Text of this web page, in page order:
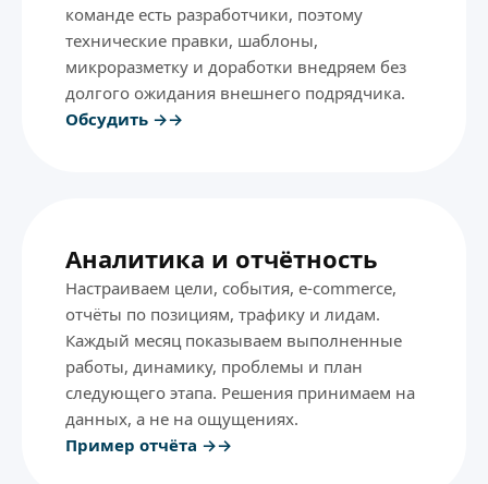
команде есть разработчики, поэтому
технические правки, шаблоны,
микроразметку и доработки внедряем без
долгого ожидания внешнего подрядчика.
Обсудить →
Аналитика и отчётность
Настраиваем цели, события, e-commerce,
отчёты по позициям, трафику и лидам.
Каждый месяц показываем выполненные
работы, динамику, проблемы и план
следующего этапа. Решения принимаем на
данных, а не на ощущениях.
Пример отчёта →